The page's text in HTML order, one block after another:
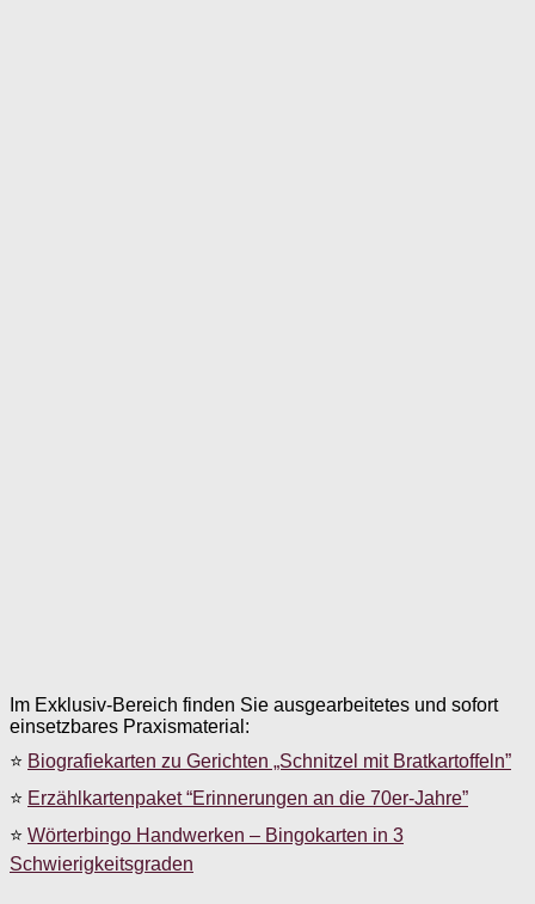
Im Exklusiv-Bereich finden Sie ausgearbeitetes und sofort
einsetzbares Praxismaterial:
⭐ Biografiekarten zu Gerichten „Schnitzel mit Bratkartoffeln”
⭐ Erzählkartenpaket “Erinnerungen an die 70er-Jahre”
⭐ Wörterbingo Handwerken – Bingokarten in 3
Schwierigkeitsgraden